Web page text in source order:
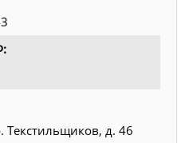
Текстильщиков, д. 46